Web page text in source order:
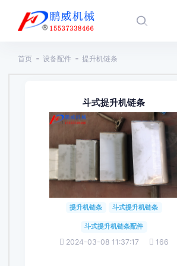
首页 设备配件 提升机链条
斗式提升机链条
提升机链条 斗式提升机链条
斗式提升机链条配件
2024-03-08 11:37:17 166